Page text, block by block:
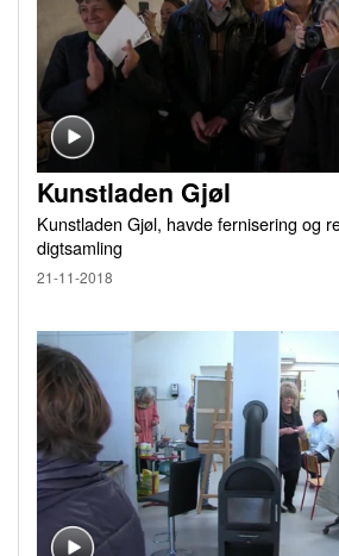
Kunstladen Gjøl
Kunstladen Gjøl, havde fernisering og
digtsamling
21-11-2018